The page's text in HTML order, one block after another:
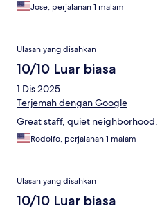
Jose, perjalanan 1 malam
Ulasan yang disahkan
10/10 Luar biasa
1 Dis 2025
Terjemah dengan Google
Great staff, quiet neighborhood.
Rodolfo, perjalanan 1 malam
Ulasan yang disahkan
10/10 Luar biasa